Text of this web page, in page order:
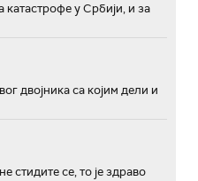
у Србији, и за
двојника са којим дели и
стидите се, то је здраво